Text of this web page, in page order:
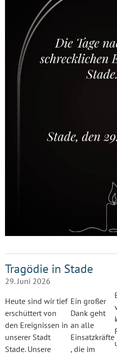
Tragödie in Stade
29. Juni 2026
Heute sind wir tief
erschüttert von
den Ereignissen in
unserer Stadt
Stade. Unsere
Ein großer
Dank geht
an alle
Einsatzkräfte
, die im